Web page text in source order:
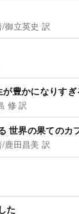
御立英史 訳
豊かになりすぎ
修 訳
世界の果てのカ
鹿田昌美 訳
た